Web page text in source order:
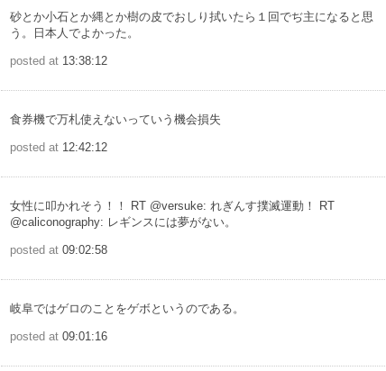
砂とか小石とか縄とか樹の皮でおしり拭いたら１回でぢ主になると思
う。日本人でよかった。
posted at 13:38:12
食券機で万札使えないっていう機会損失
posted at 12:42:12
女性に叩かれそう！！ RT @versuke: れぎんす撲滅運動！ RT
@caliconography: レギンスには夢がない。
posted at 09:02:58
岐阜ではゲロのことをゲボというのである。
posted at 09:01:16